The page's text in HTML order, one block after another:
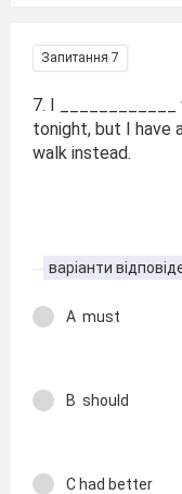
Запитання 7
7. I ____________
tonight, but I have
walk instead.
варіанти
A must
B should
C had better